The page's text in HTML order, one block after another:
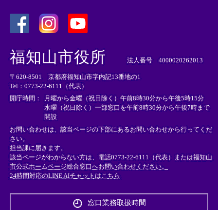
外
部
リ
ン
ク
＞
外
リ
ン
ク
＞
外
部
ン
ク
＞
福知山市役所 法人番号 4000020262013
〒620-8501 京都府福知山市字内記13番地の1
Tel：0773-22-6111（代表）
開庁時間：
月曜から金曜（祝日除く）午前8時30分から午後5時15分
水曜（祝日除く）一部窓口を午前8時30分から午後7時まで
開設
お問い合わせは、該当ページの下部にあるお問い合わせから行ってくだ
さい。
担当課に届きます。
該当ページがわからない方は、電話0773-22-6111（代表）または福知山
市公式ホームページ総合窓口へお問い合わせください。
24時間対応のLINE AIチャットはこちら
外
窓口業務取扱時間